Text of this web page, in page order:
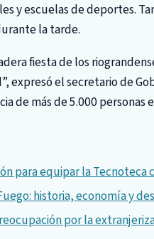
y escuelas de deportes.
la tarde.
fiesta de los
expresó el secretario de
de más de 5.000 personas
para equipar la
historia, economía y
por la